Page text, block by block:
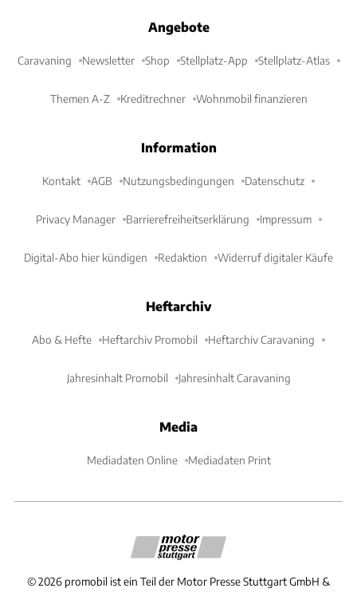
Angebote
Caravaning Newsletter Shop Stellplatz-App Stellplatz-Atlas
Themen A-Z Kreditrechner Wohnmobil finanzieren
Information
Kontakt AGB Nutzungsbedingungen Datenschutz
Privacy Manager Barrierefreiheitserklärung Impressum
Digital-Abo hier kündigen Redaktion Widerruf digitaler Käufe
Heftarchiv
Abo & Hefte Heftarchiv Promobil Heftarchiv Caravaning
Jahresinhalt Promobil Jahresinhalt Caravaning
Media
Mediadaten Online Mediadaten Print
©2026 promobil ist ein Teil der Motor Presse Stuttgart GmbH &